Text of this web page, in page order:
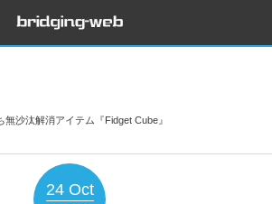
沙汰解消アイテム『Fidget Cube』
24 Oct